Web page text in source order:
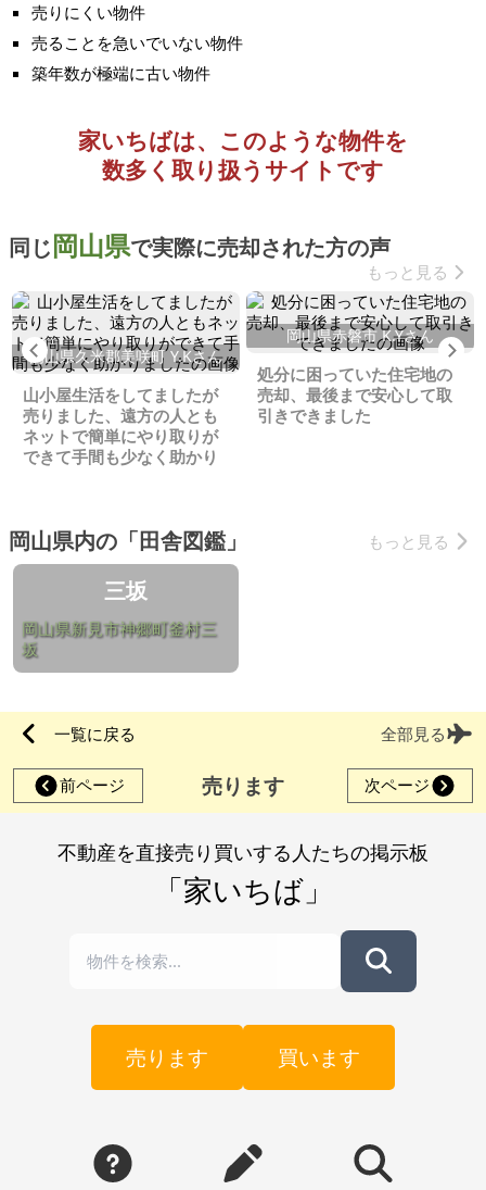
売りにくい物件
売ることを急いでいない物件
築年数が極端に古い物件
家いちばは、このような物件を
数多く取り扱うサイトです
同じ岡山県で実際に売却された方の声
もっと見る
Previous
岡山県久米郡美咲町 Y.Kさん
山小屋生活をしてましたが
売りました、遠方の人とも
ネットで簡単にやり取りが
できて手間も少なく助かり
岡山県赤磐市 K.Yさん
処分に困っていた住宅地の
売却、最後まで安心して取
引きできました
岡山県内の「田舎図鑑」 もっと見る
三坂
岡山県新見市神郷町釜村三
坂
一覧に戻る 全部見る
前ページ 売ります 次ページ
不動産を直接売り買いする人たちの掲示板
「家いちば」
売ります 買います